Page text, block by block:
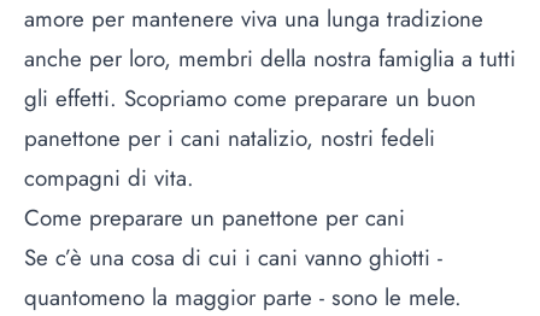
amore per mantenere viva una lunga tradizione
anche per loro, membri della nostra famiglia a tutti
gli effetti. Scopriamo come preparare un buon
panettone per i cani natalizio, nostri fedeli
compagni di vita.
Come preparare un panettone per cani
Se c’è una cosa di cui i cani vanno ghiotti -
quantomeno la maggior parte - sono le mele.